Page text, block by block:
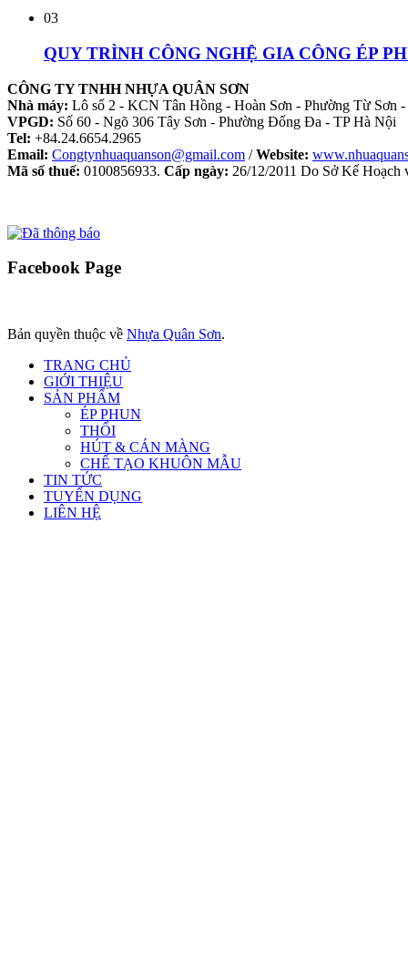
03
QUY TRÌNH CÔNG NGHỆ GIA CÔNG ÉP
CÔNG TY TNHH NHỰA QUÂN SƠN
Nhà máy: Lô số 2 - KCN Tân Hồng - Hoàn Sơn - Phường Từ Sơn
VPGD: Số 60 - Ngõ 306 Tây Sơn - Phường Đống Đa - TP Hà Nội
Tel: +84.24.6654.2965
Email: Congtynhuaquanson@gmail.com /Website:
Mã số thuế: 0100856933. Cấp ngày: 26/12/2011 Do Sở Kế
Facebook Page
Bản quyền thuộc về Nhựa Quân Sơn.
TRANG CHỦ
GIỚI THIỆU
SẢN PHẨM
ÉP PHUN
THỔI
HÚT & CÁN MÀNG
CHẾ TẠO KHUÔN MẪU
TIN TỨC
TUYỂN DỤNG
LIÊN HỆ